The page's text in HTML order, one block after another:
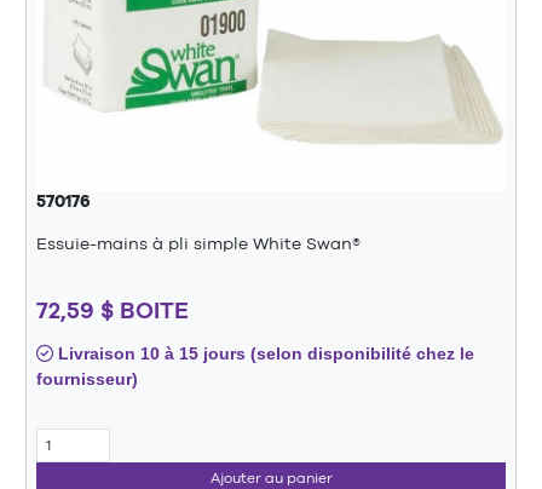
570176
Essuie-mains à pli simple White Swan®
72,59 $ BOITE
Livraison 10 à 15 jours (selon disponibilité chez le
fournisseur)
Ajouter au panier